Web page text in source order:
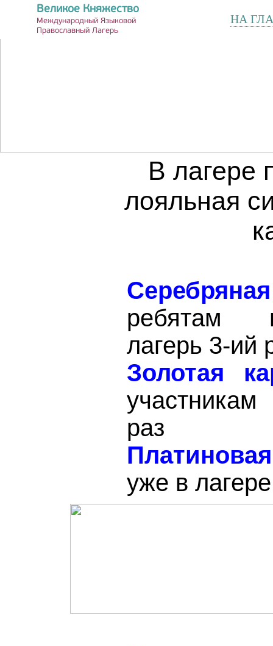
Великое Княжество
Международный Языковой
Православный Лагерь
НА
В лагере
лояльная
ребятам
лагерь 3-ий
Золотая
раз
уже в